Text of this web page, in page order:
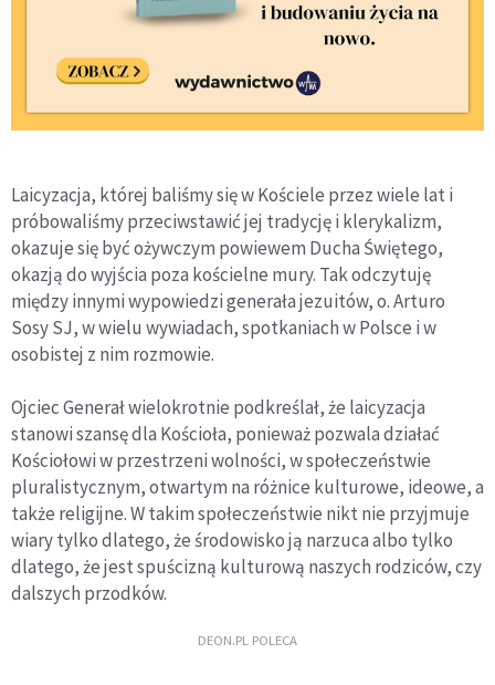
Laicyzacja, której baliśmy się w Kościele przez wiele lat i
próbowaliśmy przeciwstawić jej tradycję i klerykalizm,
okazuje się być ożywczym powiewem Ducha Świętego,
okazją do wyjścia poza kościelne mury. Tak odczytuję
między innymi wypowiedzi generała jezuitów, o. Arturo
Sosy SJ, w wielu wywiadach, spotkaniach w Polsce i w
osobistej z nim rozmowie.
Ojciec Generał wielokrotnie podkreślał, że laicyzacja
stanowi szansę dla Kościoła, ponieważ pozwala działać
Kościołowi w przestrzeni wolności, w społeczeństwie
pluralistycznym, otwartym na różnice kulturowe, ideowe, a
także religijne. W takim społeczeństwie nikt nie przyjmuje
wiary tylko dlatego, że środowisko ją narzuca albo tylko
dlatego, że jest spuścizną kulturową naszych rodziców, czy
dalszych przodków.
DEON.PL POLECA